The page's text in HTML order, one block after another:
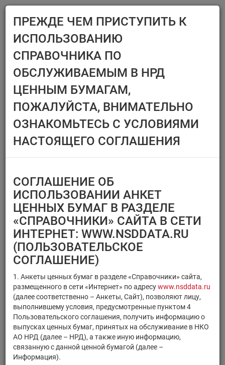
Главная Справочники Ценные бумаги
ЦЕННЫЕ БУМАГИ
ПРЕЖДЕ ЧЕМ ПРИСТУПИТЬ К
ИСПОЛЬЗОВАНИЮ
СПРАВОЧНИКА ПО
ОБСЛУЖИВАЕМЫМ В НРД
ЦЕННЫМ БУМАГАМ,
ПОЖАЛУЙСТА, ВНИМАТЕЛЬНО
ОЗНАКОМЬТЕСЬ С УСЛОВИЯМИ
НАСТОЯЩЕГО СОГЛАШЕНИЯ
СОГЛАШЕНИЕ ОБ
ИСПОЛЬЗОВАНИИ АНКЕТ
ЦЕННЫХ БУМАГ В РАЗДЕЛЕ
«СПРАВОЧНИКИ» САЙТА В СЕТИ
ИНТЕРНЕТ: WWW.NSDDATA.RU
(ПОЛЬЗОВАТЕЛЬСКОЕ
СОГЛАШЕНИЕ)
1. Анкеты ценных бумаг в разделе «Справочники» сайта,
размещенного в сети «Интернет» по адресуwww.nsddata.ru
(далее соответственно – Анкеты, Сайт), позволяют лицу,
выполнившему условия, предусмотренные пунктом 4
Пользовательского соглашения, получить информацию о
выпусках ценных бумаг, принятых на обслуживание в НКО
АО НРД (далее – НРД), а также иную информацию,
связанную с данной ценной бумагой (далее –
Информация).
Эмитент/ИФ/ИП
Тип финансового
инструмента
Перечень ценных бумаг,
по которым
Ценные бумаги,
предназначенные
только для квал.
инвесторов
Тип идентификатора ц.б.
×
Регистрационный номер
×
ISIN
Очистить фильтр
Поиск